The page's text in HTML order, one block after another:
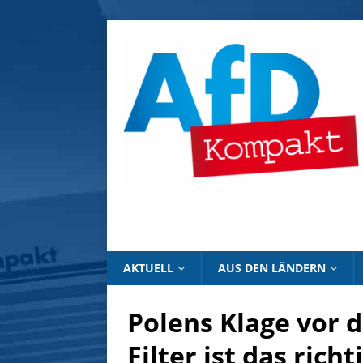
AKTUELL AUS DEN LÄNDERN
Polens Klage vor
Filter ist das